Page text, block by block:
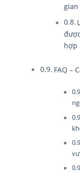
hợp
FAQ –